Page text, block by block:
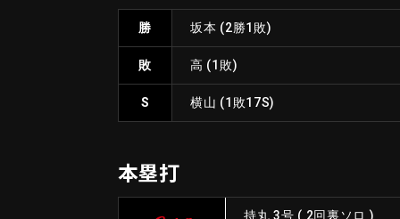
勝 坂本 (2勝1敗)
敗 高 (1敗)
S 横山 (1敗17S)
本塁打
持丸 3号 ( 2回裏ソロ )